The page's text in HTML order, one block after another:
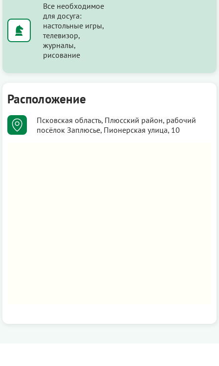
Все необходимое
для досуга:
настольные игры,
телевизор,
журналы,
рисование
Расположение
Псковская область, Плюсский район, рабочий
посёлок Заплюсье, Пионерская улица, 10